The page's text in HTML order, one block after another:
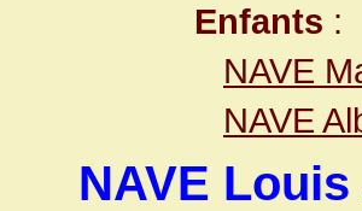
Enfants :
NAVE
NAVE
NAVE